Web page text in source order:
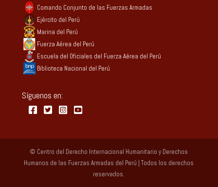
Comando Conjunto de las Fuerzas Armadas
Ejército del Perú
Marina del Perú
Fuerza Aérea del Perú
Escuela del Oficiales del Fuerza Aérea del Perú
Biblioteca Nacional del Perú
Síguenos en:
© Centro del Derecho Internacional Humanitario y Derechos
Humanos de las Fuerzas Armadas del Perú | Todos los derechos
reservados.